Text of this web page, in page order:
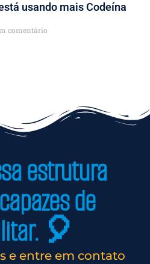
usando mais Codeína
comentário
estrutura
de
🎈
e entre em contato